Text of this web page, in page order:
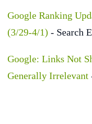
Google Ranking
(3/29-4/1) - Search
Google: Links Not
Generally Irrelevant